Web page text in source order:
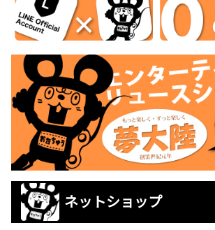
ネットショップ